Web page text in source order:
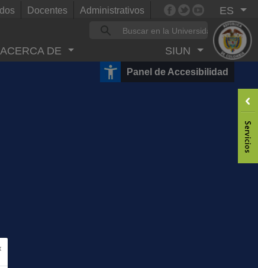
Docentes Administrativos ES
ACERCA DE SIUN
Panel de Accesibilidad